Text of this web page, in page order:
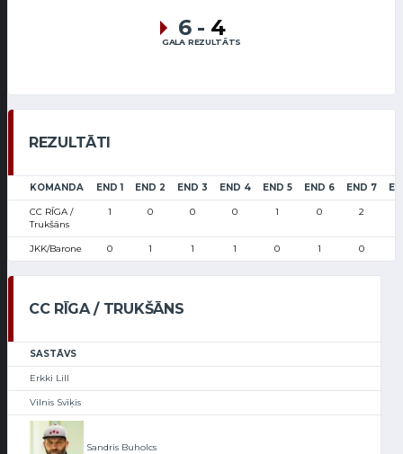
6 - 4
GALA REZULTĀTS
REZULTĀTI
KOMANDA END 1 END 2 END 3 END 4 END 5 END 6 END 7
CC RĪGA /
Trukšāns
1 0 0 0 1 0 2
JKK/Barone 0 1 1 1 0 1 0
CC RĪGA / TRUKŠĀNS
SASTĀVS
Erkki Lill
Vilnis Svīķis
Sandris Buholcs